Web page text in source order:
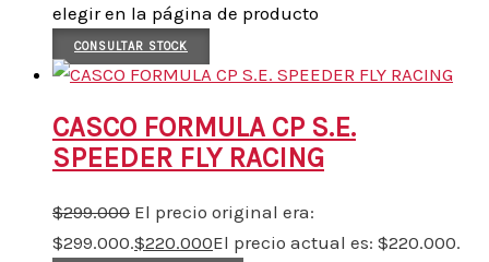
elegir en la página de producto
CONSULTAR STOCK
CASCO FORMULA CP S.E.
SPEEDER FLY RACING
$299.000 El precio original era:
$299.000.$220.000El precio actual es: $220.000.